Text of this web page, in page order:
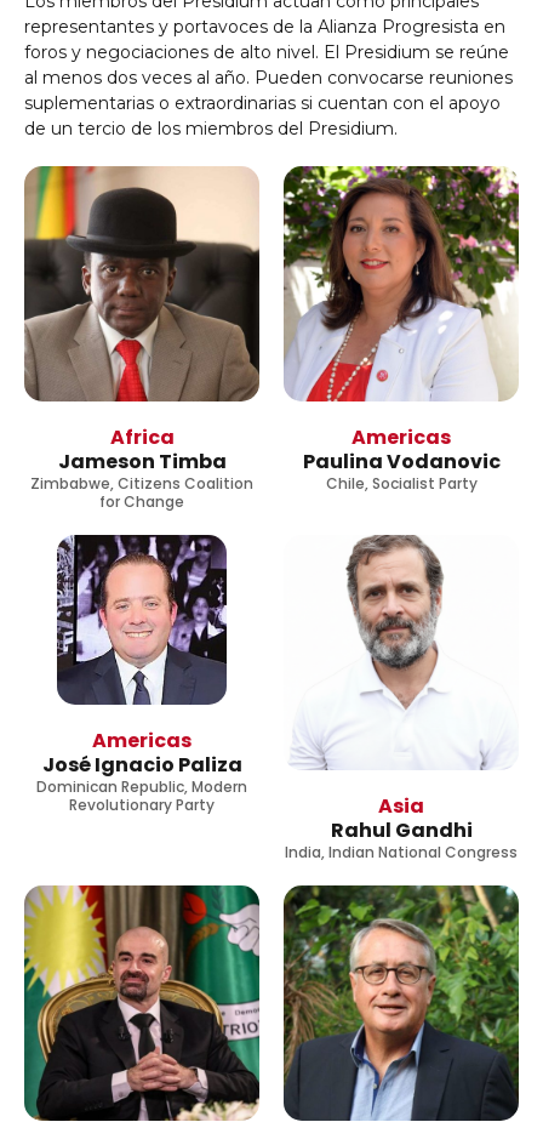
representantes y portavoces de la Alianza Progresista en
foros y negociaciones de alto nivel. El Presidium se reúne
al menos dos veces al año. Pueden convocarse reuniones
suplementarias o extraordinarias si cuentan con el apoyo
de un tercio de los miembros del Presidium.
Africa
Jameson Timba
Zimbabwe, Citizens Coalition
for Change
Americas
Paulina Vodanovic
Chile, Socialist Party
Americas
José Ignacio Paliza
Dominican Republic, Modern
Revolutionary Party
Asia
Rahul Gandhi
India, Indian National Congress